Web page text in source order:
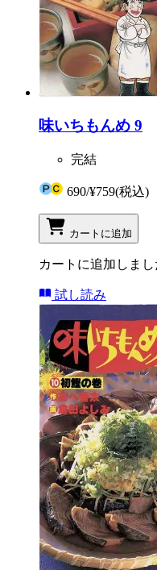
味いちもんめ 9
完結
690/¥759(税込)
カートに追加
カートに追加しまし
試し読み